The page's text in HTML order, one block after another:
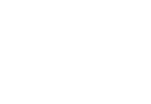
dans une visée humanitaire et
et d’appliquer l’originalité et la
autorité médicale et/ou
(répondant à l’article L6353 du